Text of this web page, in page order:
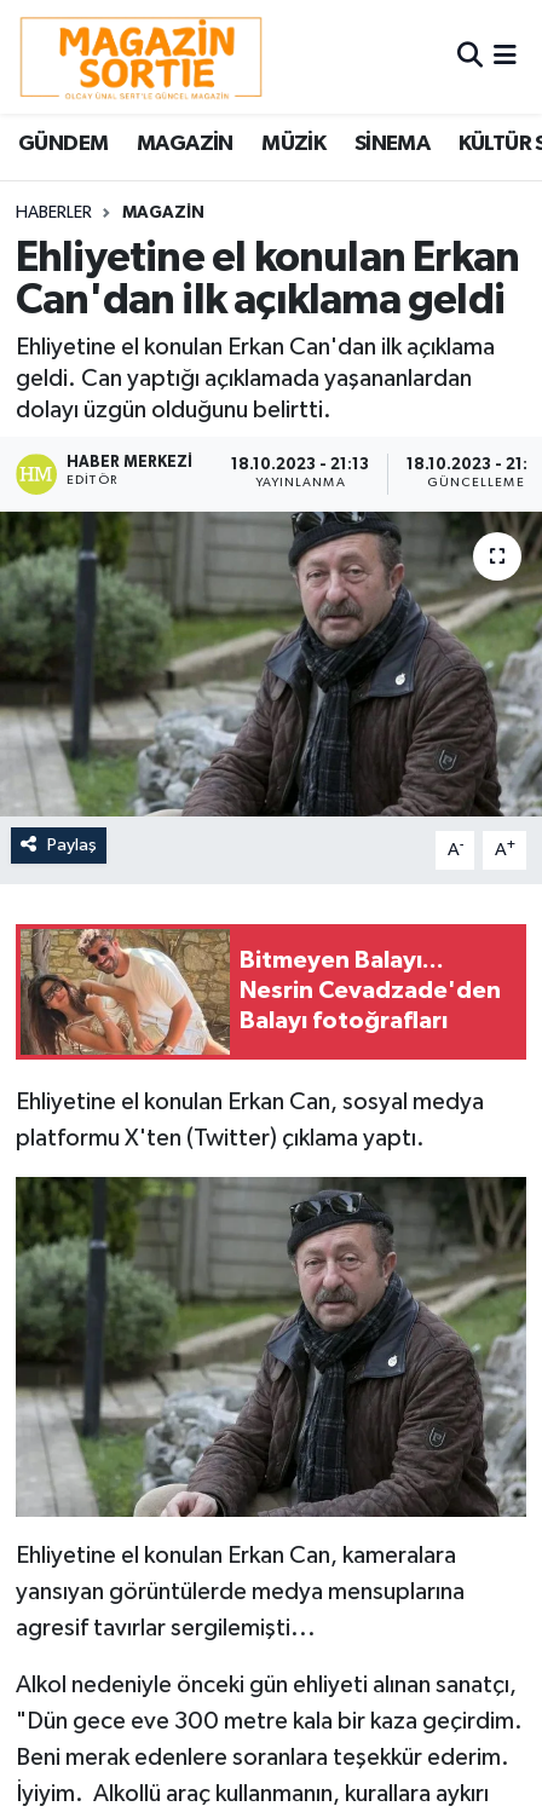
GÜNDEM MAGAZİN MÜZİK SİNEMA KÜLTÜR
HABERLER MAGAZİN
Ehliyetine el konulan Erkan
Can'dan ilk açıklama geldi
Ehliyetine el konulan Erkan Can'dan ilk açıklama
geldi. Can yaptığı açıklamada yaşananlardan
dolayı üzgün olduğunu belirtti.
HABER MERKEZI
EDITÖR
18.10.2023 - 21:13
YAYINLANMA
18.10.2023 -
GÜNCELLEME
Paylaş A- A+
Bitmeyen Balayı...
Nesrin Cevadzade'den
Balayı fotoğrafları
Ehliyetine el konulan Erkan Can, sosyal medya
platformu X'ten (Twitter) çıklama yaptı.
Ehliyetine el konulan Erkan Can, kameralara
yansıyan görüntülerde medya mensuplarına
agresif tavırlar sergilemişti...
Alkol nedeniyle önceki gün ehliyeti alınan sanatçı,
"Dün gece eve 300 metre kala bir kaza geçirdim.
Beni merak edenlere soranlara teşekkür ederim.
İyiyim. Alkollü araç kullanmanın, kurallara aykırı
Nöbetçi Eczaneler
Hava Durumu
Trafik Durumu
Süper Lig Puan Durumu ve Fikstür
Tüm Manşetler
Son Dakika Haberleri
Haber Arşivi